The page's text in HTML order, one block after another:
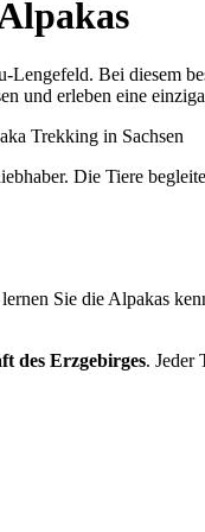
Lengefeld. Bei diesem
und erleben eine
Die Tiere
Sie die Alpakas
des Erzgebirges. Jeder